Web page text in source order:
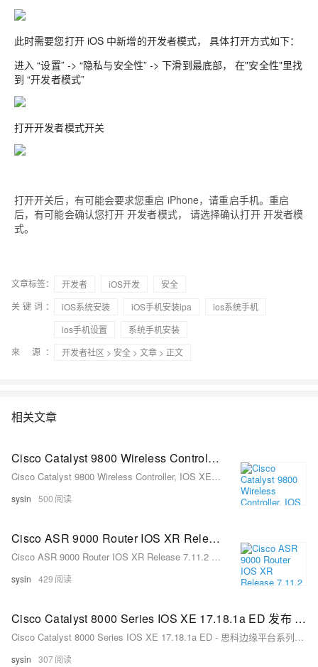
此时需要您打开 iOS 中新增的开发者模式， 具体打开方式如下：
进入 “设置” -> “隐私与安全性” -> 下滑到最底部， 在"安全性"里找
到 “开发者模式”
打开开发者模式开关
打开开关后，有可能会要求您重启 iPhone，请重启手机。重启
后，有可能会确认您打开 开发者模式， 请选择确认打开 开发者模
式。
文章标签： 开发者 iOS开发
安全
关键词：
iOS系统安装 iOS手机安装ipa
ios系统手机
ios手机设置
系统手机安装
来 源：
开发者社区 > 安全 > 文章 > 正文
相关文章
Cisco Catalyst 9800 Wireless Controller, IOS XE Release 17.17.1 ED - 思科无线控制器系统软件
Cisco Catalyst 9800 Wireless Controller, IOS XE Release 17.17.1 ED - 思科无线控制器系统软件
sysin 500
Cisco ASR 9000 Router IOS XR Release 7.11.2 MD - ASR 9000 系列聚合服务路由器系统软件
Cisco ASR 9000 Router IOS XR Release 7.11.2 MD - ASR 9000 系列聚合服务路由器系统软件
sysin 429
Cisco Catalyst 8000 Series IOS XE 17.18.1a ED 发布 - 思科边缘平台系列系统软件
Cisco Catalyst 8000 Series IOS XE 17.18.1a ED - 思科边缘平台系列系统软件
sysin 307